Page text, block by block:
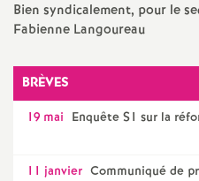
Bien syndicalement, pour le
Fabienne Langoureau
BRÈVES
19 mai Enquête S1 sur la
11 janvier Communiqué de